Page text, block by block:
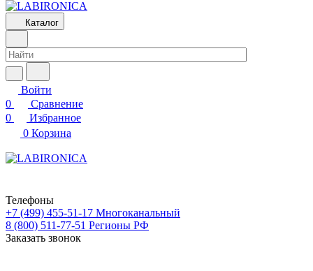
Каталог
Войти
0
Сравнение
0
Избранное
0 Корзина
Телефоны
+7 (499) 455-51-17 Многоканальный
8 (800) 511-77-51 Регионы РФ
Заказать звонок